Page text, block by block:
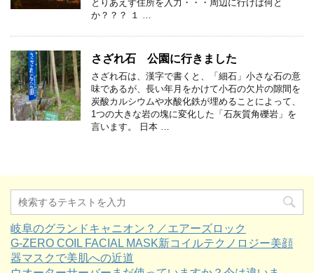
とりあえず住所を入力・・・周辺に行けば何と
か？？？ １ …
さざれ石 公園に行きました
さざれ石は、漢字で書くと、「細石」小さな石の意
味であるが、長い年月をかけて小石の欠片の隙間を
炭酸カルシウムや水酸化鉄が埋めることによって、
1つの大きな岩の塊に変化した「石灰質角礫岩」を
言います。 日本 …
岐阜のグランドキャニオン？／エアーズロック
G-ZERO COIL FACIAL MASK新コイルテクノロジー美顔
器マスクで美肌への近道